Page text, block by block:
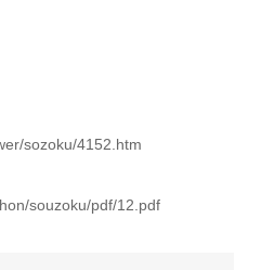
sozoku/4152.htm
souzoku/pdf/12.pdf